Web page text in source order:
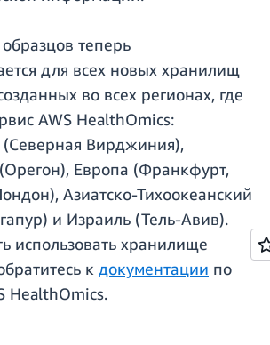
теперь
для всех новых хранилищ
во всех регионах, где
AWS HealthOmics:
Вирджиния),
Европа (Франкфурт,
Азиатско-Тихоокеанский
и Израиль (Тель-Авив).
использовать хранилище
к документации по
HealthOmics.